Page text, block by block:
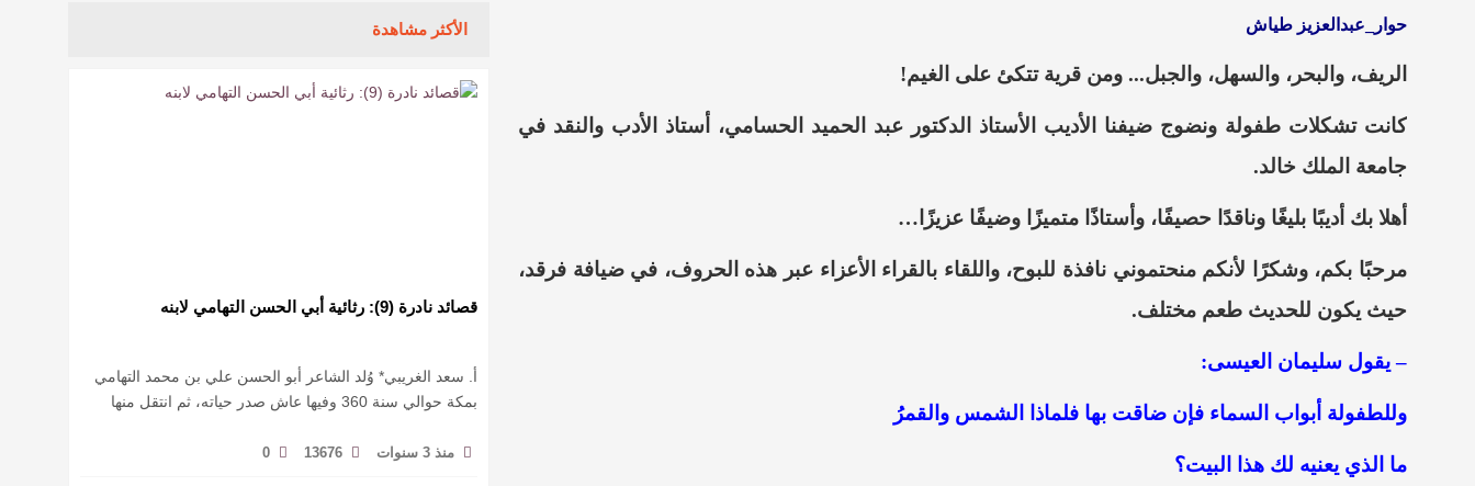
الأكثر مشاهدة
قصائد نادرة (9): رثائية أبي الحسن التهامي لابنه
أ. سعد الغريبي* وُلد الشاعر أبو الحسن علي بن محمد التهامي
بمكة حوالي سنة 360 وفيها عاش صدر حياته، ثم انتقل منها
منذ 3 سنوات 13676
0
حوار_عبدالعزيز طياش
الريف، والبحر ، والسهل، والجبل... ومن قرية تتكئ على الغيم!
كانت تشكلات طفولة ونضوج ضيفنا الأديب الأستاذ الدكتور عبد
الحميد الحسامي، أستاذ الأدب والنقد في
جامعة الملك خالد.
أهلا بك أديبًا بليغًا وناقدًا حصيفًا، وأستاذًا متميزًا وضيفًا عزيزًا…
مرحبًا بكم، وشكرًا لأنكم منحتموني نافذة للبوح، واللقاء بالقراء العزاء عبر هذه الحروف، في ضيافة فرقد،
حيث يكون للحديث طعم مختلف.
– يقول سليمان العيسى:
وللطفولة أبواب السماء فإن ضاقت بها فلماذا الشمس والقمرُ
ما الذي يعنيه لك هذا البيت؟